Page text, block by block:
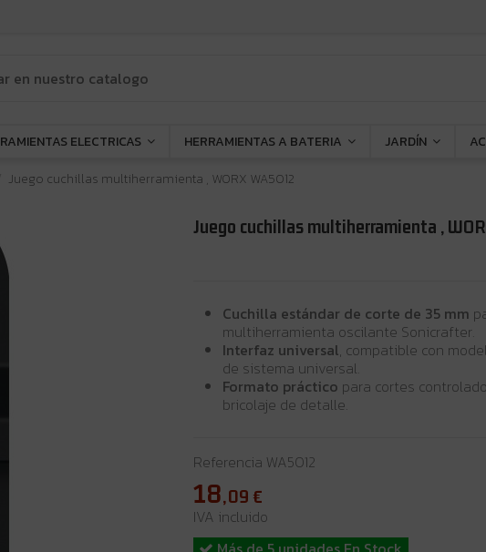
ELECTRICAS HERRAMIENTAS A BATERIA JARDÍN
Juego cuchillas multiherramienta , WORX WA5012
Juego cuchillas multiherramienta ,
Cuchilla estándar de corte de 35 mm
multiherramienta oscilante Sonicrafter.
Interfaz universal, compatible con
de sistema universal.
Formato práctico para cortes
bricolaje de detalle.
Referencia WA5012
18,09 €
IVA incluido